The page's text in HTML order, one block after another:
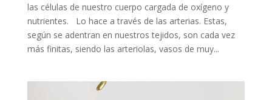
las células de nuestro cuerpo cargada de oxígeno y
nutrientes. Lo hace a través de las arterias. Estas,
según se adentran en nuestros tejidos, son cada vez
más finitas, siendo las arteriolas, vasos de muy...